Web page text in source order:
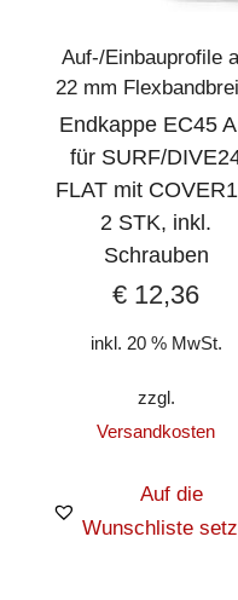
Auf-/Einbauprofile
22 mm
Endkappe EC45
für SURF/
FLAT mit
2 STK, inkl.
Schrauben
€ 12,36
inkl. 20 % MwSt.
zzgl.
Versandkosten
Auf die
Wunschliste